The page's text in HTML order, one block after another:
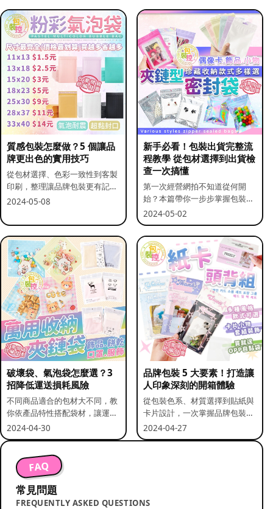
質感包裝怎麼做？5 個讓品
牌更出色的實用技巧
從包材選擇、色彩一致性到客製
印刷，整理讓品牌包裝更有記憶
點的實用做法。
2024-05-08
新手必看！包裝出貨完整流
程教學 從包材選擇到出貨檢
查一次搞懂
第一次經營網拍不知道從何開
始？本篇帶你一步步掌握包裝流
程與出貨前檢查重點。
2024-05-02
破壞袋、氣泡袋怎麼選？3
招降低運送損耗風險
不同商品適合的包材大不同，教
你依產品特性搭配袋材，讓運送
更安全。
2024-04-30
品牌包裝 5 大要素！打造讓
人印象深刻的開箱體驗
從包裝色系、材質選擇到貼紙與
卡片設計，一次掌握品牌包裝的
關鍵要素。
2024-04-27
FAQ
常見問題
FREQUENTLY ASKED QUESTIONS